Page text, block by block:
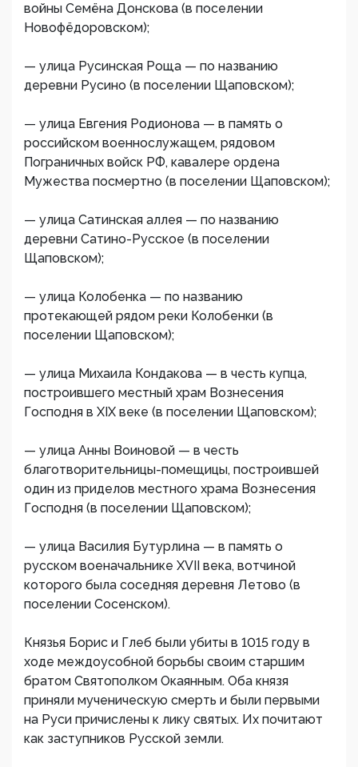
войны Семёна Донскова (в поселении
Новофёдоровском);
— улица Русинская Роща — по названию
деревни Русино (в поселении Щаповском);
— улица Евгения Родионова — в память о
российском военнослужащем, рядовом
Пограничных войск РФ, кавалере ордена
Мужества посмертно (в поселении Щаповском);
— улица Сатинская аллея — по названию
деревни Сатино-Русское (в поселении
Щаповском);
— улица Колобенка — по названию
протекающей рядом реки Колобенки (в
поселении Щаповском);
— улица Михаила Кондакова — в честь купца,
построившего местный храм Вознесения
Господня в XIX веке (в поселении Щаповском);
— улица Анны Воиновой — в честь
благотворительницы-помещицы, построившей
один из приделов местного храма Вознесения
Господня (в поселении Щаповском);
— улица Василия Бутурлина — в память о
русском военачальнике XVII века, вотчиной
которого была соседняя деревня Летово (в
поселении Сосенском).
Князья Борис и Глеб были убиты в 1015 году в
ходе междоусобной борьбы своим старшим
братом Святополком Окаянным. Оба князя
приняли мученическую смерть и были первыми
на Руси причислены к лику святых. Их почитают
как заступников Русской земли.